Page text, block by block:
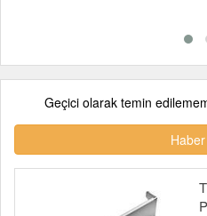
Geçici olarak temin